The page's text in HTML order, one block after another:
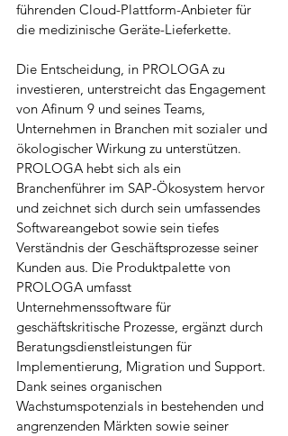
führenden Cloud-Plattform-Anbieter für
die medizinische Geräte-Lieferkette.
Die Entscheidung, in PROLOGA zu
investieren, unterstreicht das Engagement
von Afinum 9 und seines Teams,
Unternehmen in Branchen mit sozialer und
ökologischer Wirkung zu unterstützen.
PROLOGA hebt sich als ein
Branchenführer im SAP-Ökosystem hervor
und zeichnet sich durch sein umfassendes
Softwareangebot sowie sein tiefes
Verständnis der Geschäftsprozesse seiner
Kunden aus. Die Produktpalette von
PROLOGA umfasst
Unternehmenssoftware für
geschäftskritische Prozesse, ergänzt durch
Beratungsdienstleistungen für
Implementierung, Migration und Support.
Dank seines organischen
Wachstumspotenzials in bestehenden und
angrenzenden Märkten sowie seiner